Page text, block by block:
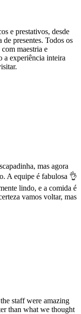
e prestativos, desde
de presentes. Todos os
com maestria e
a experiência inteira
mas agora
A equipe é fabulosa 👌
lindo, e a comida é
vamos voltar, mas
staff were amazing
than what we thought